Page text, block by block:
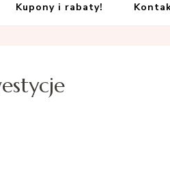
Kupony i rabaty!